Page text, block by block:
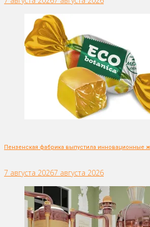
Пензенская фабрика выпустила инновационные
7 августа 20267 августа 2026